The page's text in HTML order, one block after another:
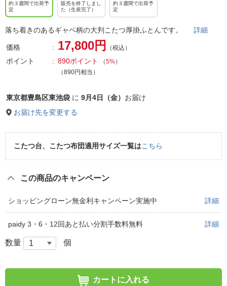
約３週間で出荷予
定
販売を終了しまし
た（生産完了）
約３週間で出荷予
定
落ち着きのあるギャベ柄の大判こたつ厚掛ふとんです。 詳細
価格 17,800円 （税込）
ポイント 890ポイント （5%）
（890円相当）
東京都豊島区東池袋 に 9月4日（金） お届け
お届け先を変更する
こたつ台、こたつ布団適用サイズ一覧はこちら
この商品のキャンペーン
ショッピングローン無金利キャンペーン実施中 詳細
paidy 3・6・12回あと払い分割手数料無料 詳細
数量 個
カートに入れる